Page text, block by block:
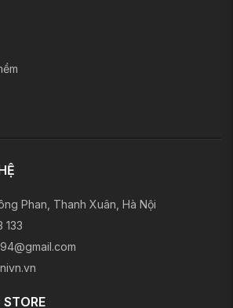
Phan, Thanh Xuân, Hà Nội
133